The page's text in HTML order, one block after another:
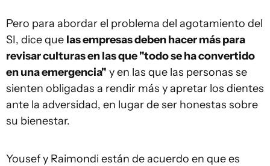
Pero para abordar el problema del agotamiento del
SI, dice que las empresas deben hacer más para
revisar culturas en las que "todo se ha convertido
en una emergencia" y en las que las personas se
sienten obligadas a rendir más y apretar los dientes
ante la adversidad, en lugar de ser honestas sobre
su bienestar.
Yousef y Raimondi están de acuerdo en que es